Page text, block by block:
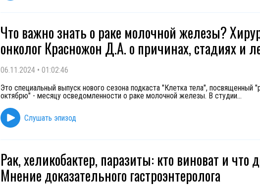
Что важно знать о раке молочной железы?
онколог Красножон Д.А. о причинах, стадиях и
06.11.2024 • 01:02:46
Это специальный выпуск нового сезона подкаста "Клетка тела", посвященный
октябрю" - месяцу осведомленности о раке молочной железы. В студии...
Слушать эпизод
Рак, хеликобактер, паразиты: кто виноват и что
Мнение доказательного гастроэнтеролога